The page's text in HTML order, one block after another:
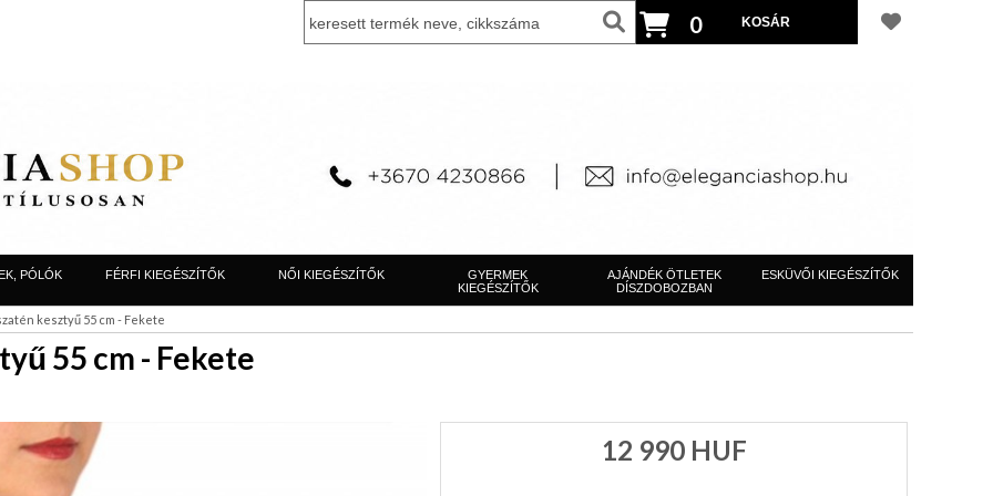
0
PÓLÓK FÉRFI KIEGÉSZÍTŐK NŐI KIEGÉSZÍTŐK
GYERMEK
KIEGÉSZÍTŐK
AJÁNDÉK ÖTLETEK
DÍSZDOBOZBAN
ESKÜVŐI KIEGÉSZÍTŐK
kesztyű 55 cm - Fekete
55 cm - Fekete
12 990HUF